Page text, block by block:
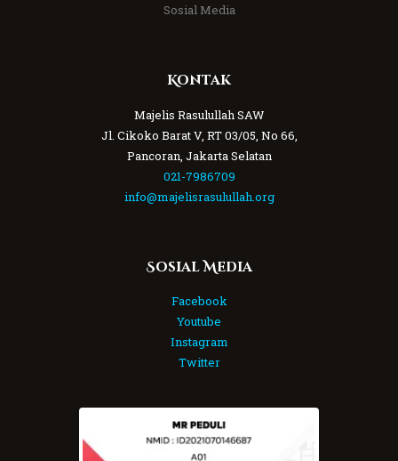
Sosial Media
Kontak
Majelis Rasulullah SAW
Jl. Cikoko Barat V, RT 03/05, No 66,
Pancoran, Jakarta Selatan
021-7986709
info@majelisrasulullah.org
Sosial Media
Facebook
Youtube
Instagram
Twitter